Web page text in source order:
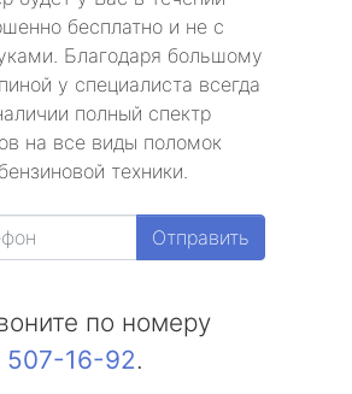
бесплатно и не с
Благодаря большому
у специалиста всегда
полный спектр
на все виды поломок
техники.
Отправить
по номеру
507-16-92.